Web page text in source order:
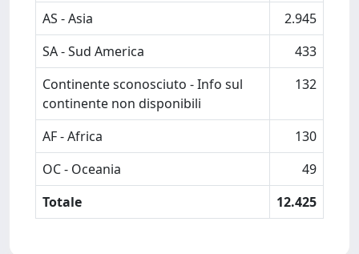
AS - Asia
2.945
SA - Sud America
433
Continente sconosciuto - Info sul
continente non disponibili
132
AF - Africa
130
OC - Oceania
49
Totale
12.425